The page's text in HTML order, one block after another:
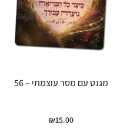
מגנט עם מסר עוצמתי – 56
₪15.00